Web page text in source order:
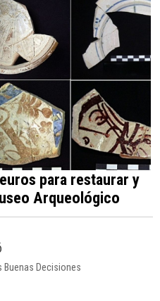
para restaurar y
Arqueológico
Buenas Decisiones